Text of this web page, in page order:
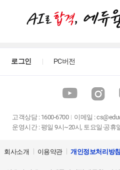
로그인 PC버전
고객상담: 1600-6700 이메일 :
운영시간 : 평일 9시~20시, 토요일·공
회사소개 이용약관 개인정보처리방침